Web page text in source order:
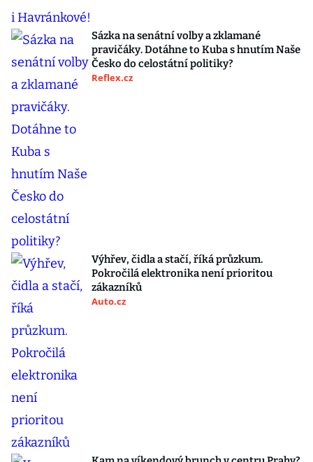
Sázka na senátní volby a zklamané
pravičáky. Dotáhne to Kuba s hnutím Naše
Česko do celostátní politiky?
Reflex.cz
Výhřev, čidla a stačí, říká průzkum.
Pokročilá elektronika není prioritou
zákazníků
Auto.cz